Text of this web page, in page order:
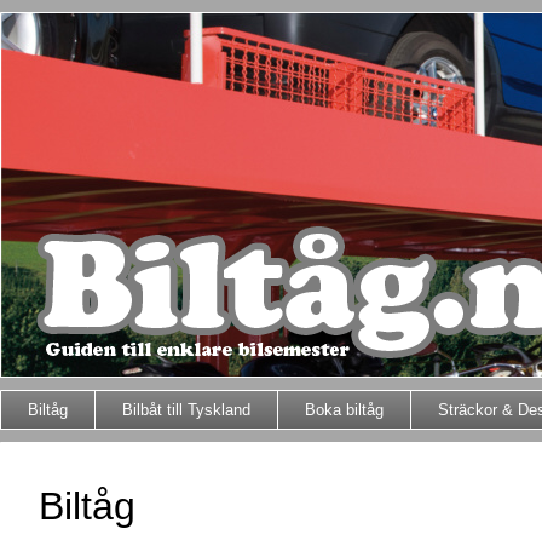
Biltåg Bilbåt till Tyskland Boka biltåg Sträckor &
Biltåg